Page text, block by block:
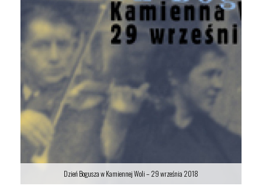
Dzień Bogusza w Kamiennej Woli – 29 września 2018
Dzień Bogusza w Kamiennej Woli – 29 września 2018